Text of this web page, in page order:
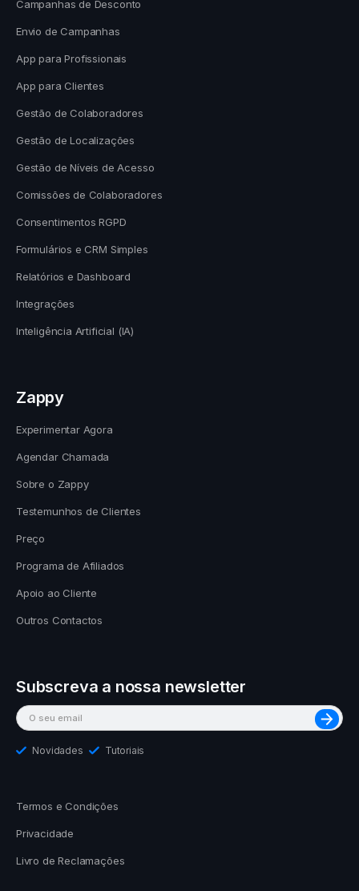
Campanhas de Desconto
Envio de Campanhas
App para Profissionais
App para Clientes
Gestão de Colaboradores
Gestão de Localizações
Gestão de Níveis de Acesso
Comissões de Colaboradores
Consentimentos RGPD
Formulários e CRM Simples
Relatórios e Dashboard
Integrações
Inteligência Artificial (IA)
Zappy
Experimentar Agora
Agendar Chamada
Sobre o Zappy
Testemunhos de Clientes
Preço
Programa de Afiliados
Apoio ao Cliente
Outros Contactos
Subscreva a nossa newsletter
Novidades Tutoriais
Termos e Condições
Privacidade
Livro de Reclamações